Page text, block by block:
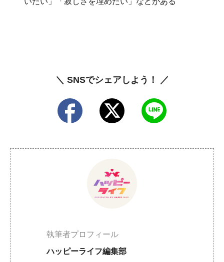
＼ SNSでシェアしよう！ ／
執筆者プロフィール
ハッピーライフ編集部